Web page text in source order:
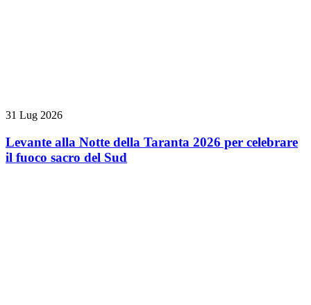
31 Lug 2026
Levante alla Notte della Taranta 2026 per celebrare
il fuoco sacro del Sud